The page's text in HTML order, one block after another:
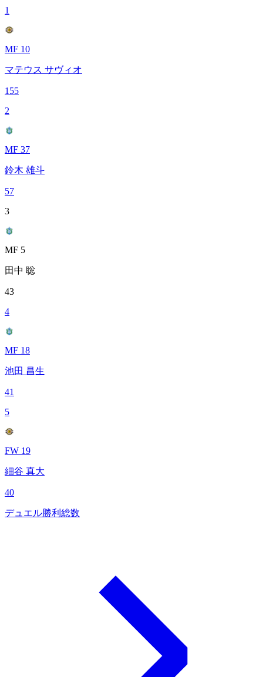
1
MF 10
マテウス サヴィオ
155
2
MF 37
鈴木 雄斗
57
3
MF 5
田中 聡
43
4
MF 18
池田 昌生
41
5
FW 19
細谷 真大
40
デュエル勝利総数